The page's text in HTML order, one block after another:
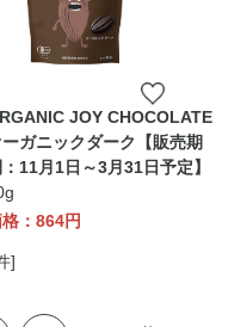
JOY CHOCOLATE
ガニックダーク【販売期
：11月1日～3月31日予定】
：864円
]